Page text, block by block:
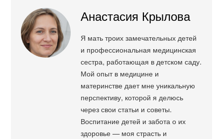
Анастасия Крылова
Я мать троих замечательных детей
и профессиональная медицинская
сестра, работающая в детском саду.
Мой опыт в медицине и
материнстве дает мне уникальную
перспективу, которой я делюсь
через свои статьи и советы.
Воспитание детей и забота о их
здоровье — моя страсть и